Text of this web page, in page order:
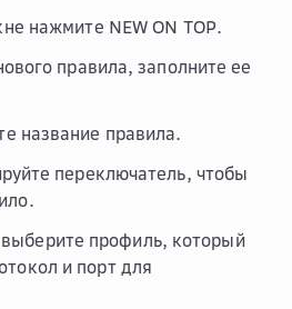
нажмите NEW ON TOP.
правила, заполните ее
название правила.
переключатель, чтобы
профиль, который
и порт для